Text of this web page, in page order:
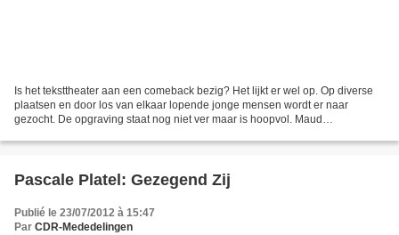
Is het teksttheater aan een comeback bezig? Het lijkt er wel op. Op diverse
plaatsen en door los van elkaar lopende jonge mensen wordt er naar
gezocht. De opgraving staat nog niet ver maar is hoopvol. Maud
Pascale Platel: Gezegend Zij
Publié le 23/07/2012 à 15:47
Par CDR-Mededelingen